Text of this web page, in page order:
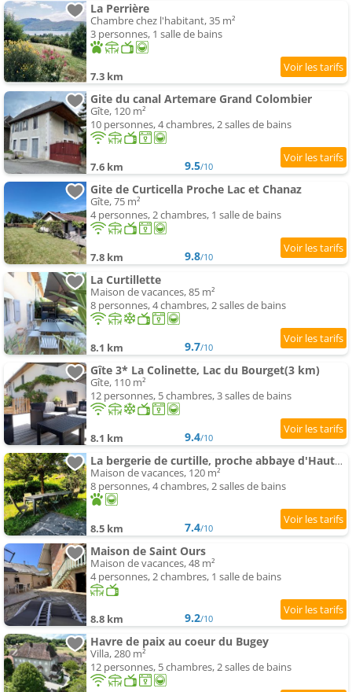
La Perrière
Chambre chez l'habitant, 35 m²
3 personnes, 1 salle de bains
7.3 km
Gite du canal Artemare Grand Colombier
Gîte, 120 m²
10 personnes, 4 chambres, 2 salles de bains
7.6 km 9.5/10
Gite de Curticella Proche Lac et Chanaz
Gîte, 75 m²
4 personnes, 2 chambres, 1 salle de bains
7.8 km 9.8/10
La Curtillette
Maison de vacances, 85 m²
8 personnes, 4 chambres, 2 salles de bains
8.1 km 9.7/10
Gîte 3* La Colinette, Lac du Bourget(3 km)
Gîte, 110 m²
12 personnes, 5 chambres, 3 salles de bains
8.1 km 9.4/10
La bergerie de curtille, proche abbaye d'Hautecombe
Maison de vacances, 120 m²
8 personnes, 4 chambres, 2 salles de bains
8.5 km 7.4/10
Maison de Saint Ours
Maison de vacances, 48 m²
4 personnes, 2 chambres, 1 salle de bains
8.8 km 9.2/10
Havre de paix au coeur du Bugey
Villa, 280 m²
12 personnes, 5 chambres, 2 salles de bains